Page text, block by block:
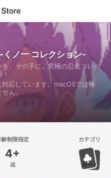
くノ一 コレクション-
を、その手に。究極の忍者コレ
対応しています。macOSでは検
ん。
齢制限指定
4+
歳
カテゴリ
カード